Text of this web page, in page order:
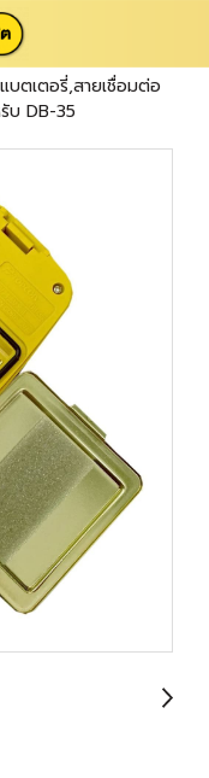
บตเตอรี่,สายเชื่อมต่อ
บ DB-35